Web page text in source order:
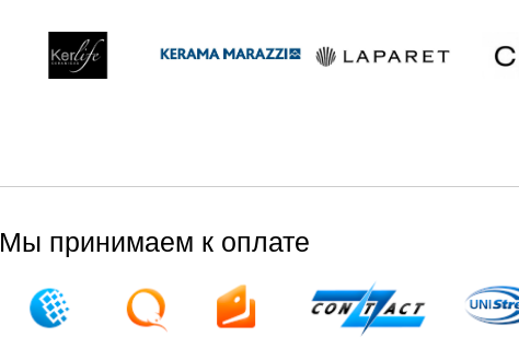
Мы принимаем к оплате